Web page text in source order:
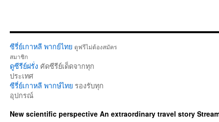
ซีรี่ย์เกาหลี พากย์ไทย ดูฟรีไม่ต้องสมัคร
สมาชิก
ดูซีรีย์ฝรั่ง คัดซีรีย์เด็ดจากทุก
ประเทศ
ซีรี่ย์เกาหลี พากษ์ไทย รองรับทุก
อุปกรณ์
New scientific perspective An extraordinary travel story